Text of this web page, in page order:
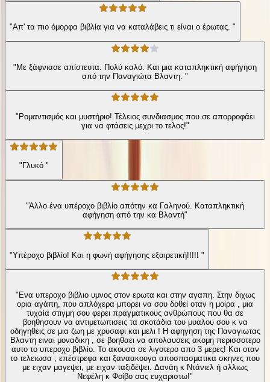
"Απ' τα πιο όμορφα βιβλία για να καταλάβεις τι είναι ο έρωτας. "
"Με ξάφνιασε απίστευτα. Πολύ καλό. Και μια καταπληκτική αφήγηση
από την Παναγιώτα Βλαντη. "
"Ρομαντισμός και μυστήριο! Τέλειος συνδιασμος που σε απορροφάει
για να φτάσεις μεχρι το τελος!"
"Γλυκό "
"Άλλο ένα υπέροχο βιβλίο απότην κα Γαληνού. Καταπληκτική
αφήγηση από την κα Βλαντή"
"Υπέροχο βιβλίο! Και η φωνή αφήγησης εξαιρετική!!!!! "
"Ενα υπεροχο βιβλιο υμνος στον ερωτα και στην αγαπη. Στην διχως
ορια αγάπη, που απλόχερα μπορει να σου δοθεί οταν η μοίρα , μια
τυχαία στιγμη σου φερει πραγματικους ανθρώπους που θα σε
βοηθησουν να αντιμετωπισεις τα σκοτάδια του μυαλου σου κ να
οδηγηθεις σε μια ζωη με χρυσαφι και μελι ! Η αφηγηση της Παναγιωτας
Βλαντη ειναι μοναδικη , σε βοηθαει να απολαυσεις ακομη περισσοτερο
αυτο το υπεροχο βιβλίο. Το ακουσα σε λιγοτερο απο 3 μερες! Και οταν
το τελειωσα , επέστρεφα και ξαναακουγα αποσπασματικα σκηνες που
με ειχαν μαγεψει, με ειχαν ταξιδέψει. Δανάη κ Ντάνιελ ή αλλιως
Νεφέλη κ Φοίβο σας ευχαριστω!"